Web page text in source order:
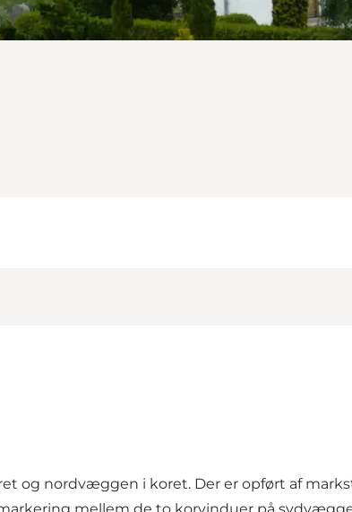
og nordvæggen i koret. Der er opført af
mellem de to korvinduer på